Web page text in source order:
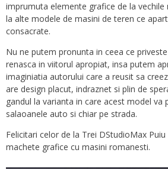
imprumuta elemente grafice de la vechile
la alte modele de masini de teren ce
consacrate.
Nu ne putem pronunta in ceea ce
renasca in viitorul apropiat, insa putem
imaginiatia autorului care a reusit sa
are design placut, indraznet si plin de
gandul la varianta in care acest model va
salaoanele auto si chiar pe strada.
Felicitari celor de la Trei DStudioMax
machete grafice cu masini romanesti.